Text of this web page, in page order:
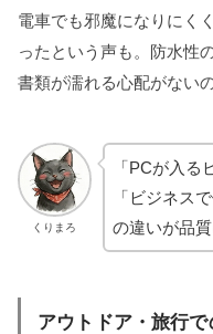
電車でも邪魔になりにく
ったという声も。防水性
書類が濡れる心配がない
くりまろ
「PCが入る
「ビジネス
の違いが品
アウトドア・旅行